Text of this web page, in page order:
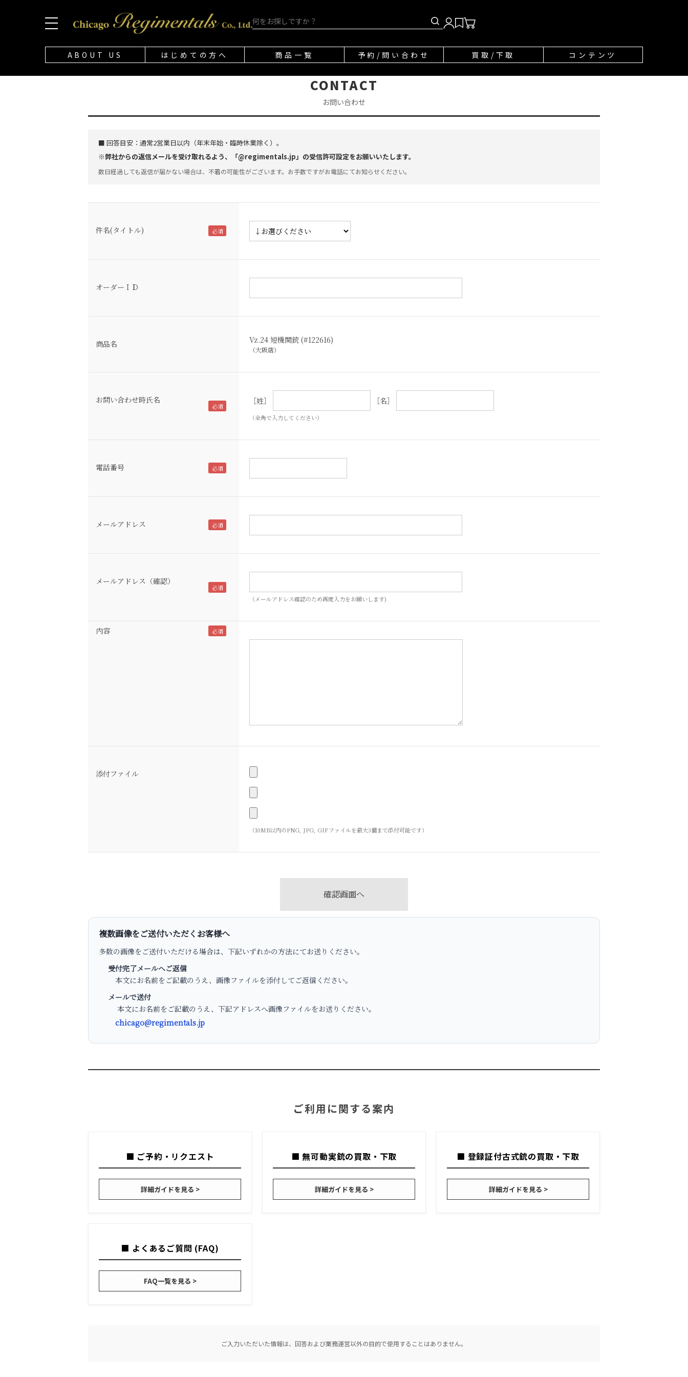
ABOUT US はじめての方へ 商品一覧 予約/問い合わせ 買取/下取 コンテンツ
CONTACT
お問い合わせ
■ 回答目安： 通常2営業日以内（年末年始・臨時休業除く）。
※弊社からの返信メールを受け取れるよう、「@regimentals.jp」の受信許可設定をお願いいたします。
数日経過しても返信が届かない場合は、不着の可能性がございます。お手数ですがお電話にてお知らせください。
件名(タイトル)
オーダーＩＤ
商品名 Vz.24 短機関銃 (#122616)
（大阪店）
お問い合わせ時氏名 ［姓］ ［名］
（全角で入力してください）
電話番号
メールアドレス
メールアドレス（確認）
（メールアドレス確認のため再度入力をお願いします)
内容
添付ファイル
（10MB以内のPNG, JPG, GIFファイルを最大3個まで添付可能です）
複数画像をご送付いただくお客様へ
多数の画像をご送付いただける場合は、下記いずれかの方法にてお送りください。
受付完了メールへご返信
本文にお名前をご記載のうえ、画像ファイルを添付してご返信ください。
メールで送付
本文にお名前をご記載のうえ、下記アドレスへ画像ファイルをお送りください。
chicago@regimentals.jp
ご利用に関する案内
■ ご予約・リクエスト
詳細ガイドを見る >
■ 無可動実銃の買取・下取
詳細ガイドを見る >
■ 登録証付古式銃の買取・下取
詳細ガイドを見る >
■ よくあるご質問 (FAQ)
FAQ一覧を見る >
ご入力いただいた情報は、回答および業務運営以外の目的で使用することはありません。